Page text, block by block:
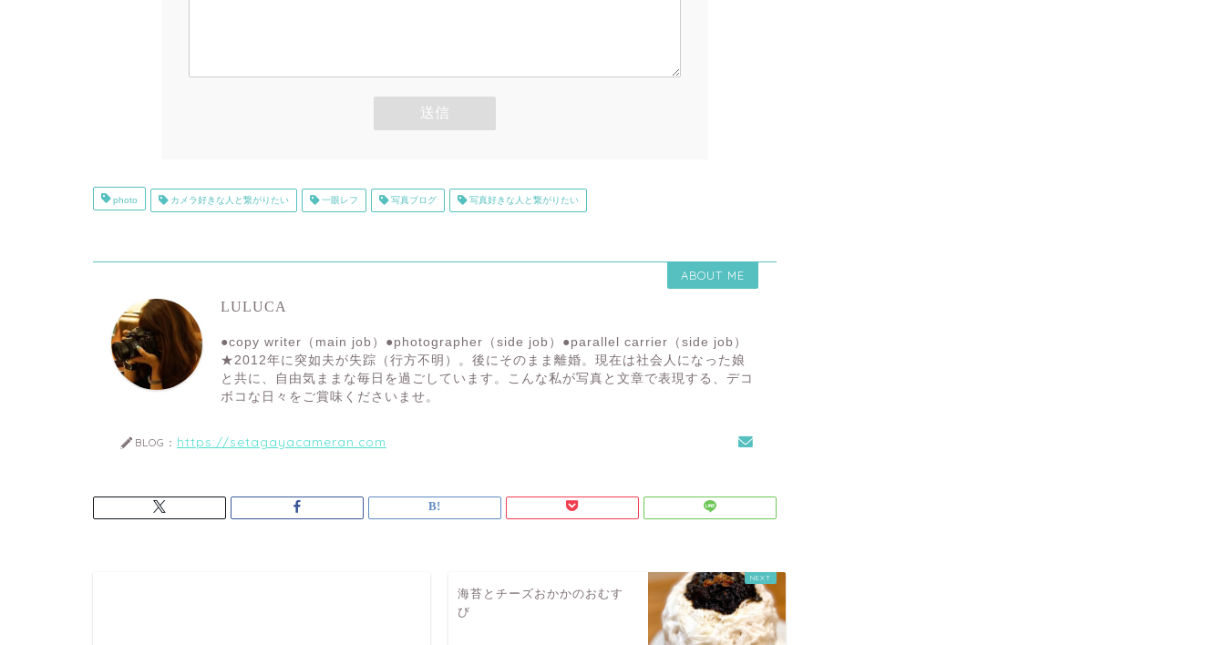
photo カメラ好きな人と繋がりたい 一眼レフ 写真ブログ 写真好きな人と繋がりたい
ABOUT ME
LULUCA
●copy writer（main job）●photographer（side job）●parallel carrier（side job）
★2012年に突如夫が失踪（行方不明）。後にそのまま離婚。現在は社会人になった娘
と共に、自由気ままな毎日を過ごしています。こんな私が写真と文章で表現する、デコ
ボコな日々をご賞味くださいませ。
BLOG： https://setagayacameran.com
海苔とチーズおかかのおむす
び